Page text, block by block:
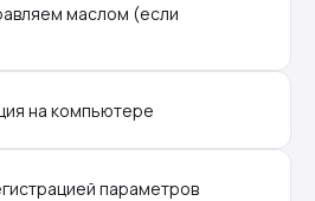
маслом (если
на компьютере
параметров